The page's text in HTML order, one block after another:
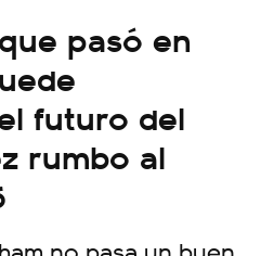
pasó en
futuro del
rumbo al